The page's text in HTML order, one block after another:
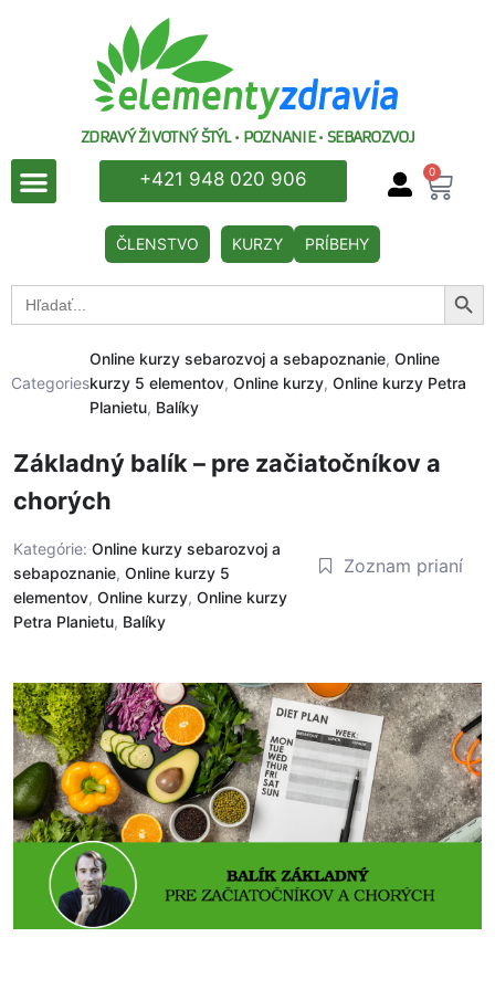
ZDRAVÝ ŽIVOTNÝ ŠTÝL • POZNANIE • SEBAROZVOJ
+421 948 020 906 0
ČLENSTVO KURZY PRÍBEHY
Search
for:
Categories
Online kurzy sebarozvoj a sebapoznanie, Online
kurzy 5 elementov, Online kurzy, Online kurzy Petra
Planietu, Balíky
Základný balík – pre začiatočníkov a
chorých
Kategórie: Online kurzy sebarozvoj a
sebapoznanie, Online kurzy 5
elementov, Online kurzy, Online kurzy
Petra Planietu, Balíky
Zoznam prianí